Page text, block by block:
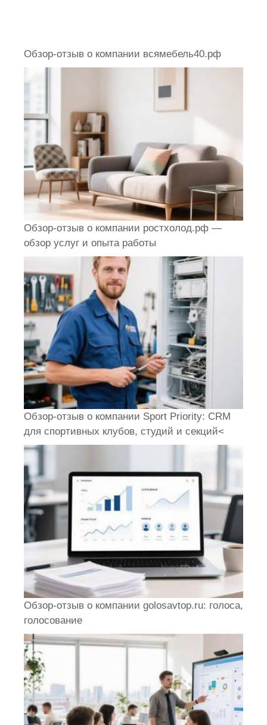
Обзор-отзыв о компании всямебель40.рф
Обзор-отзыв о компании ростхолод.рф —
обзор услуг и опыта работы
Обзор-отзыв о компании Sport Priority: CRM
для спортивных клубов, студий и секций<
Обзор-отзыв о компании golosavtop.ru: голоса,
голосование